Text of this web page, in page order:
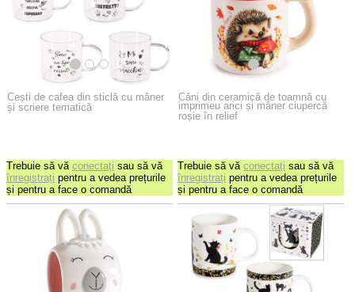
Cești de cafea din sticlă cu mâner
și scriere tematică
Trebuie să vă conectați sau să vă
înregistrați pentru a vedea prețurile
și pentru a face o comandă
Căni din ceramică de toamnă cu
imprimeu arici și mâner ciupercă
roșie în relief
Trebuie să văconectați sau să vă
înregistrați pentru a vedea prețurile
și pentru a face o comandă